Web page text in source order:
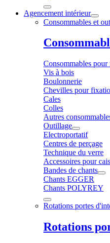
Agencement intérieur
Consommables et
Consommables
Vis à bois
Boulonnerie
Chevilles pour
Cales
Colles
Autres
Outillage
Electroportatif
Centres de perçage
Technique du verre
Accessoires pour
Bandes de chants
Chants EGGER
Chants POLYREY
Rotations portes
Rotations